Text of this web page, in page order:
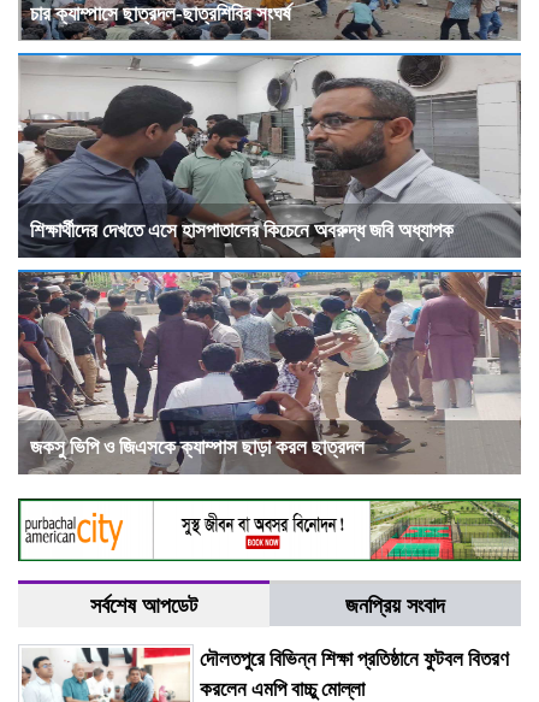
চার ক্যাম্পাসে ছাত্রদল-ছাত্রশিবির সংঘর্ষ
শিক্ষার্থীদের দেখতে এসে হাসপাতালের কিচেনে অবরুদ্ধ জবি অধ্যাপক
জকসু ভিপি ও জিএসকে ক্যাম্পাস ছাড়া করল ছাত্রদল
সর্বশেষ আপডেট জনপ্রিয় সংবাদ
দৌলতপুরে বিভিন্ন শিক্ষা প্রতিষ্ঠানে ফুটবল বিতরণ
করলেন এমপি বাচ্চু মোল্লা